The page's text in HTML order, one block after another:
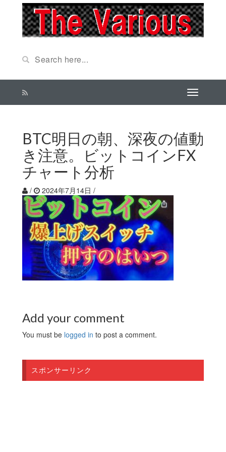
BTC明日の朝、深夜の値動
き注意。ビットコインFX
チャート分析
/ 2024年7月14日 /
Add your comment
You must be logged in to post a comment.
スポンサーリンク